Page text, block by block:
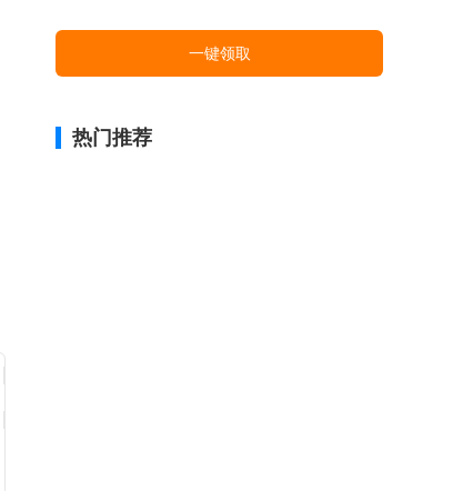
一键领取
热门推荐